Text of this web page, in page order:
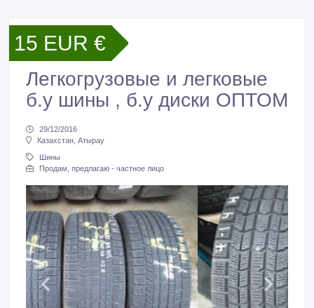
15 EUR €
Легкогрузовые и легковые
б.у шины , б.у диски ОПТОМ
29/12/2016
Казахстан, Атырау
Шины
Продам, предлагаю - частное лицо